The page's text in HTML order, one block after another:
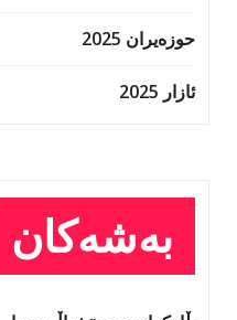
حوزه‌یران 2025
ئازار 2025
بەشەکان